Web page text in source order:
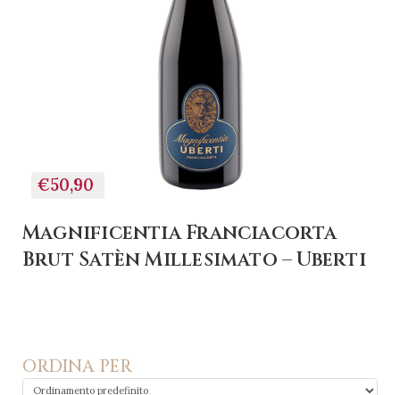
€50,90
+ AGGIUNGI AL
CARRELLO
Magnificentia Franciacorta
Brut Satèn Millesimato – Uberti
ORDINA PER